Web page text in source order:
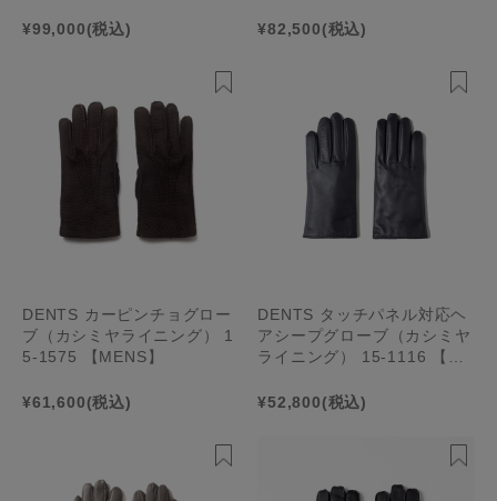
¥99,000(税込) ¥82,500(税込)
DENTS カーピンチョグロー
ブ（カシミヤライニング） 1
5-1575 【MENS】
¥61,600(税込)
DENTS タッチパネル対応ヘ
アシープグローブ（カシミヤ
ライニング） 15-1116 【ME
¥52,800(税込)